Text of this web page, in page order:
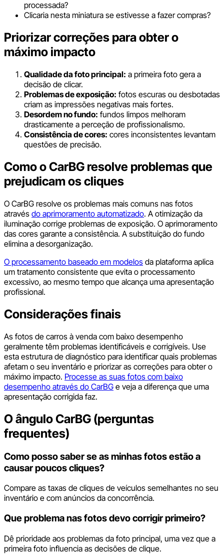
processada?
Clicaria nesta miniatura se estivesse a fazer compras?
Priorizar correções para obter o
máximo impacto
Qualidade da foto principal: a primeira foto gera a
decisão de clicar.
Problemas de exposição: fotos escuras ou desbotadas
criam as impressões negativas mais fortes.
Desordem no fundo: fundos limpos melhoram
drasticamente a perceção de profissionalismo.
Consistência de cores: cores inconsistentes levantam
questões de precisão.
Como o CarBG resolve problemas que
prejudicam os cliques
O CarBG resolve os problemas mais comuns nas fotos
através do aprimoramento automatizado. A otimização da
iluminação corrige problemas de exposição. O aprimoramento
das cores garante a consistência. A substituição do fundo
elimina a desorganização.
O processamento baseado em modelos da plataforma aplica
um tratamento consistente que evita o processamento
excessivo, ao mesmo tempo que alcança uma apresentação
profissional.
Considerações finais
As fotos de carros à venda com baixo desempenho
geralmente têm problemas identificáveis e corrigíveis. Use
esta estrutura de diagnóstico para identificar quais problemas
afetam o seu inventário e priorizar as correções para obter o
máximo impacto. Processe as suas fotos com baixo
desempenho através do CarBG e veja a diferença que uma
apresentação corrigida faz.
O ângulo CarBG (perguntas
frequentes)
Como posso saber se as minhas fotos estão a
causar poucos cliques?
Compare as taxas de cliques de veículos semelhantes no seu
inventário e com anúncios da concorrência.
Que problema nas fotos devo corrigir primeiro?
Dê prioridade aos problemas da foto principal, uma vez que a
primeira foto influencia as decisões de clique.